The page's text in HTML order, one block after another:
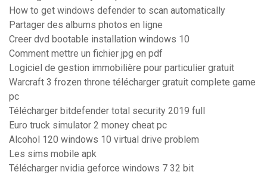
How to get windows defender to scan automatically
Partager des albums photos en ligne
Creer dvd bootable installation windows 10
Comment mettre un fichier jpg en pdf
Logiciel de gestion immobilière pour particulier gratuit
Warcraft 3 frozen throne télécharger gratuit complete game
pc
Télécharger bitdefender total security 2019 full
Euro truck simulator 2 money cheat pc
Alcohol 120 windows 10 virtual drive problem
Les sims mobile apk
Télécharger nvidia geforce windows 7 32 bit